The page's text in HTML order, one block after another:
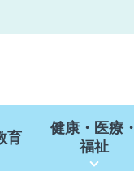
育
健康・医療・
福祉